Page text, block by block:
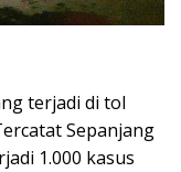
terjadi di tol
Sepanjang
1.000 kasus